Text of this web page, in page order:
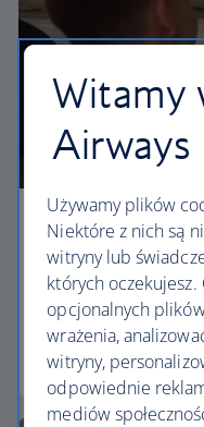
Economy
Our Euro Traveller
need to enjoy your
Euro traveller
Witamy
Airways
Używamy plików
Niektóre z nich są
witryny lub
których oczekujesz.
opcjonalnych
wrażenia,
witryny,
odpowiednie
mediów